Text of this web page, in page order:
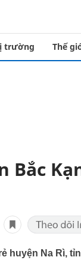
trường Thế
Bắc
huyện Na Rì,